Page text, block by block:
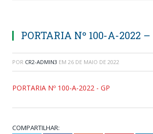
PORTARIA Nº 100-A-2022 –
POR CR2-ADMIN3 EM 26 DE MAIO DE 2022
PORTARIA Nº 100-A-2022 - GP
COMPARTILHAR: